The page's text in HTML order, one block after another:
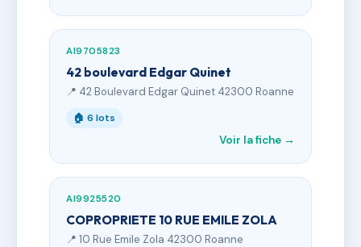
AI9705823
42 boulevard Edgar Quinet
📍 42 Boulevard Edgar Quinet 42300 Roanne
🏠 6 lots
Voir la fiche →
AI9925520
COPROPRIETE 10 RUE EMILE ZOLA
📍 10 Rue Emile Zola 42300 Roanne